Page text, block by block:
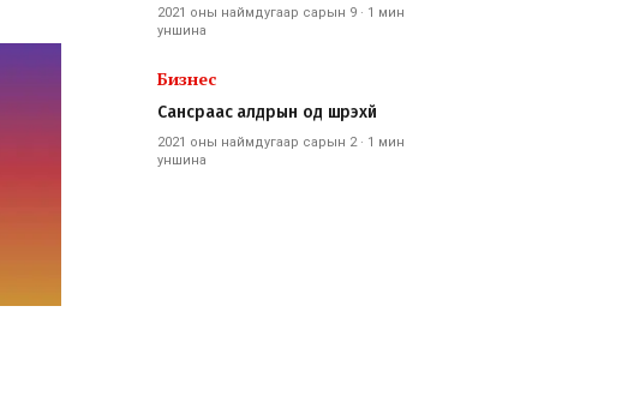
2021 оны наймдугаар сарын 9 · 1 мин
уншина
Бизнес
Сансраас алдрын од шүүрэхүй
2021 оны наймдугаар сарын 2· 1 мин
уншина